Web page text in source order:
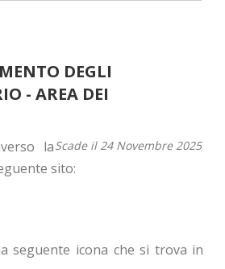
DEGLI
- AREA DEI
Scade il 24 Novembre 2025
la
sito:
seguente icona che si trova in